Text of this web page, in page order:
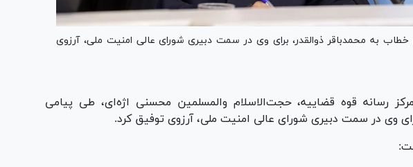
به محمدباقر ذوالقدر، برای وی در سمت دبیری شورای عالی امنیت ملی، آرزوی
رسانه قوه قضاییه، حجت‌الاسلام والمسلمین محسنی اژه‌ای، طی پیامی
وی در سمت دبیری شورای عالی امنیت ملی، آرزوی توفیق کرد.